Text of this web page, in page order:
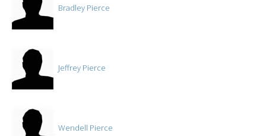
Bradley Pierce
Jeffrey Pierce
Wendell Pierce